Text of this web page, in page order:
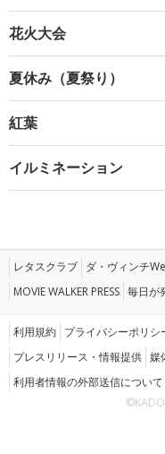
花火大会
夏休み（夏祭り）
紅葉
イルミネーション
レタスクラブ ダ・ヴィンチ
MOVIE WALKER PRESS 毎日が
利用規約 プライバシーポリシ
プレスリリース・情報提供 媒
利用者情報の外部送信について